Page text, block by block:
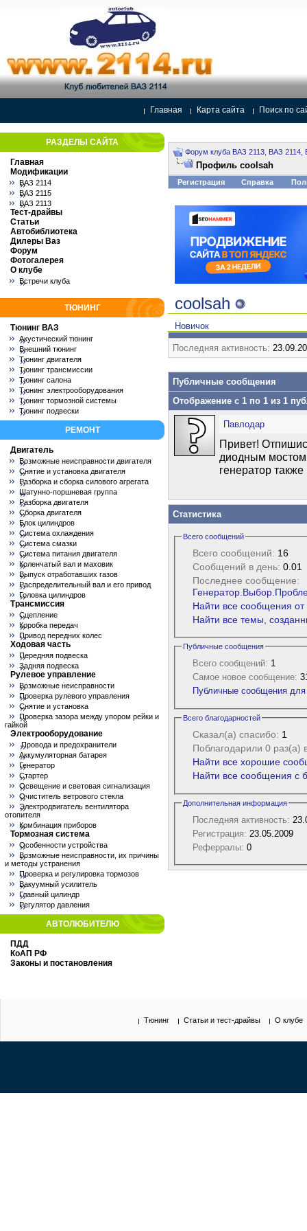
Главная Карта сайта Поиск по
РАЗДЕЛЫ САЙТА
Главная
Модификации
ВАЗ 2114
ВАЗ 2115
ВАЗ 2113
Тест-драйвы
Статьи
Автобиблиотека
Дилеры Ваз
Форум
Фотогалерея
О клубе
Встречи клуба
ТЮНИНГ
Тюнинг ВАЗ
Акустический тюнинг
Внешний тюнинг
Тюнинг двигателя
Тюнинг трансмиссии
Тюнинг салона
Тюнинг электрооборудования
Тюнинг тормозной системы
Тюнинг подвески
РЕМОНТ
Двигатель
Возможные неисправности двигателя
Снятие и установка двигателя
Разборка и сборка силового агрегата
Шатунно-поршневая группа
Разборка двигателя
Сборка двигателя
Блок цилиндров
Система охлаждения
Система смазки
Система питания двигателя
Коленчатый вал и маховик
Выпуск отработавших газов
Распределительный вал и его привод
Головка цилиндров
Трансмиссия
Сцепление
Коробка передач
Привод передних колес
Ходовая часть
Передняя подвеска
Задняя подвеска
Рулевое управление
Возможные неисправности
Проверка рулевого управления
Снятие и установка
Проверка зазора между упором рейки и
гайкой
Электрооборудование
Провода и предохранители
Аккумуляторная батарея
Генератор
Стартер
Освещение и световая сигнализация
Очиститель ветрового стекла
Электродвигатель вентилятора
отопителя
Комбинация приборов
Тормозная система
Особенности устройства
Возможные неисправности, их причины
и методы устранения
Проверка и регулировка тормозов
Вакуумный усилитель
Главный цилиндр
Регулятор давления
АВТОЛЮБИТЕЛЮ
ПДД
КоАП РФ
Законы и постановления
Форум клуба ВАЗ 2113, ВАЗ 2114,
Профиль coolsah
Регистрация Справка
coolsah
Новичок
Последняя активность:
Публичные сообщения
Отображение с 1 по 1 из 1
Павлодар
Привет!
диодным мостом
генератор
Статистика
Всего сообщений
Всего сообщений: 16
Сообщений в день: 0.01
Последнее сообщение:
Найти все сообщения от
Найти все темы,
Публичные сообщения
Всего сообщений: 1
Самое новое сообщение:
Публичные сообщения
Всего благодарностей
Сказал(а) спасибо: 1
Поблагодарили 0 раз(а)
Найти все хорошие
Найти все сообщения с
Дополнительная информация
Последняя активность:
Регистрация: 23.05.2009
Реферралы: 0
Тюнинг Статьи и тест-драйвы О клубе